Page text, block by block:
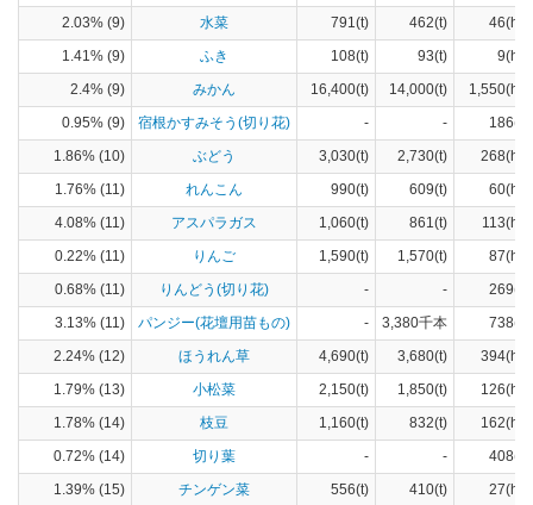
2.03% (9)
水菜 791(t) 462(t)
46(ha)
1.41% (9)
ふき 108(t) 93(t)
9(ha)
2.4% (9)
みかん 16,400(t) 14,000(t)
1,550(ha)
0.95% (9)
宿根かすみそう(切り花) - -
186(a)
1.86% (10)
ぶどう 3,030(t) 2,730(t)
268(ha)
1.76% (11)
れんこん 990(t) 609(t)
60(ha)
4.08% (11)
アスパラガス 1,060(t) 861(t)
113(ha)
0.22% (11)
りんご 1,590(t) 1,570(t)
87(ha)
0.68% (11)
りんどう(切り花) - -
269(a)
3.13% (11)
パンジー(花壇用苗もの) - 3,380千本
738(a)
2.24% (12)
ほうれん草 4,690(t) 3,680(t)
394(ha)
1.79% (13)
小松菜 2,150(t) 1,850(t)
126(ha)
1.78% (14)
枝豆 1,160(t) 832(t)
162(ha)
0.72% (14)
切り葉 - -
408(a)
1.39% (15)
チンゲン菜 556(t) 410(t)
27(ha)